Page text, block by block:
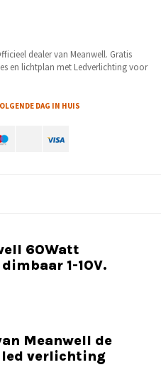
dealer van Meanwell. Gratis
en lichtplan met Ledverlichting voor
DAG IN HUIS
60Watt
1-10V.
Meanwell de
led verlichting